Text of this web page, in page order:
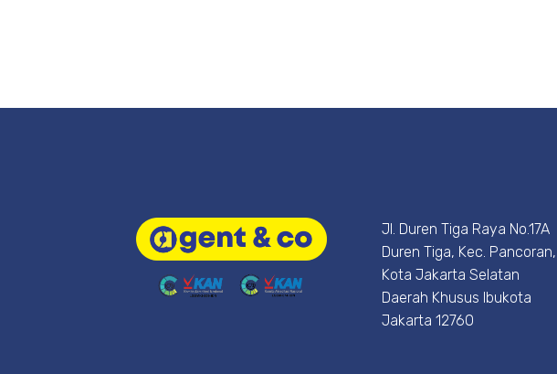
Jl. Duren Tiga Raya No.17A
Duren Tiga, Kec. Pancoran,
Kota Jakarta Selatan
Daerah Khusus Ibukota
Jakarta 12760